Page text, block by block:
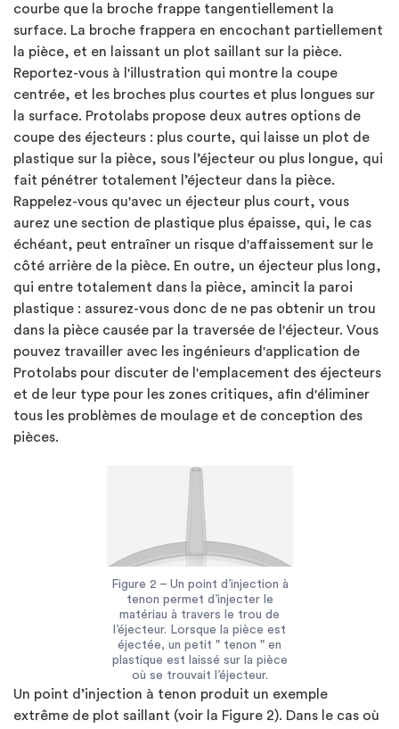
courbe que la broche frappe tangentiellement la
surface. La broche frappera en encochant partiellement
la pièce, et en laissant un plot saillant sur la pièce.
Reportez-vous à l'illustration qui montre la coupe
centrée, et les broches plus courtes et plus longues sur
la surface. Protolabs propose deux autres options de
coupe des éjecteurs : plus courte, qui laisse un plot de
plastique sur la pièce, sous l’éjecteur ou plus longue, qui
fait pénétrer totalement l’éjecteur dans la pièce.
Rappelez-vous qu'avec un éjecteur plus court, vous
aurez une section de plastique plus épaisse, qui, le cas
échéant, peut entraîner un risque d'affaissement sur le
côté arrière de la pièce. En outre, un éjecteur plus long,
qui entre totalement dans la pièce, amincit la paroi
plastique : assurez-vous donc de ne pas obtenir un trou
dans la pièce causée par la traversée de l'éjecteur. Vous
pouvez travailler avec les ingénieurs d'application de
Protolabs pour discuter de l'emplacement des éjecteurs
et de leur type pour les zones critiques, afin d'éliminer
tous les problèmes de moulage et de conception des
pièces.
Figure 2 – Un point d’injection à
tenon permet d’injecter le
matériau à travers le trou de
l’éjecteur. Lorsque la pièce est
éjectée, un petit " tenon " en
plastique est laissé sur la pièce
où se trouvait l’éjecteur.
Un point d’injection à tenon produit un exemple
extrême de plot saillant (voir la Figure 2). Dans le cas où